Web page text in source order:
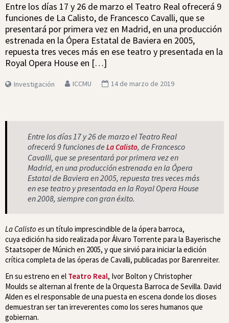
Entre los días 17 y 26 de marzo el Teatro Real ofrecerá 9
funciones de La Calisto, de Francesco Cavalli, que se
presentará por primera vez en Madrid, en una producción
estrenada en la Ópera Estatal de Baviera en 2005,
repuesta tres veces más en ese teatro y presentada en la
Royal Opera House en […]
Investigación ICCMU 14 de marzo de 2019
Entre los días 17 y 26 de marzo el Teatro Real
ofrecerá 9 funciones de La Calisto, de Francesco
Cavalli, que se presentará por primera vez en
Madrid, en una producción estrenada en la Ópera
Estatal de Baviera en 2005, repuesta tres veces más
en ese teatro y presentada en la Royal Opera House
en 2008, siempre con gran éxito.
La Calisto esun título imprescindible de la ópera barroca,
cuya edición ha sido realizada por Álvaro Torrente para la Bayerische
Staatsoper de Múnich en 2005, y que sirvió para iniciar la edición
crítica completa de las óperas de Cavalli, publicadas por Barenreiter.
En su estreno en el Teatro Real, Ivor Bolton y Christopher
Moulds se alternan al frente de la Orquesta Barroca de Sevilla. David
Alden es el responsable de una puesta en escena donde los dioses
demuestran ser tan irreverentes como los seres humanos que
gobiernan.